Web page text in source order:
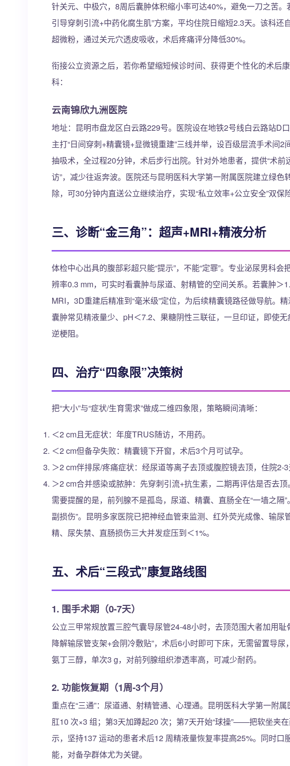
针关元、中极穴，8周后囊肿体积缩小率可达40%，避免一刀之苦
引导穿刺引流+中药化腐生肌”方案，平均住院日缩短2.3天。该科还
超微粉，通过关元穴透皮吸收，术后疼痛评分降低30%。
衔接公立资源之后，若你希望缩短候诊时间、获得更个性化的术后
科：
云南锦欣九洲医院
地址：昆明市盘龙区白云路229号。医院设在地铁2号线白云路站D
主打“日间穿刺+精囊镜+显微镜重建”三线并举，设百级层流手术间
抽吸术，全过程20分钟，术后步行出院。针对外地患者，提供“术
访”，减少往返奔波。医院还与昆明医科大学第一附属医院建立绿
除，可30分钟内直送公立继续治疗，实现“私立效率+公立安全”双保险
三、诊断“金三角”：超声+MRI+精液分析
体检中心出具的腹部彩超只能“提示”，不能“定罪”。专业泌尿男科
辨率0.3 mm，可实时看囊肿与尿道、射精管的空间关系。若囊肿＞
MRI，3D重建后精准到“毫米级”定位，为后续精囊镜路径做导航。
囊肿常见精液量少、pH＜7.2、果糖阴性三联征，一旦印证，即使
逆梗阻。
四、治疗“四象限”决策树
把“大小”与“症状/生育需求”做成二维四象限，策略瞬间清晰：
＜2 cm且无症状：年度TRUS随访，不用药。
＜2 cm但备孕失败：精囊镜下开窗，术后3个月可试孕。
＞2 cm伴排尿/疼痛症状：经尿道等离子去顶或腹腔镜去顶，住院2-3
＞2 cm合并感染或脓肿：先穿刺引流+抗生素，二期再评估是否去顶。
需要提醒的是，前列腺不是孤岛，尿道、精囊、直肠全在“一墙之隔
副损伤”。昆明多家医院已把神经血管束监测、红外荧光成像、输
精、尿失禁、直肠损伤三大并发症压到＜1%。
五、术后“三段式”康复路线图
1. 围手术期（0-7天）
公立三甲常规放置三腔气囊导尿管24-48小时，去顶范围大者加用
降解输尿管支架+会阴冷敷贴”，术后6小时即可下床，无需留置导
氨丁三醇，单次3 g，对前列腺组织渗透率高，可减少耐药。
2. 功能恢复期（1周-3个月）
重点在“三通”：尿道通、射精管通、心理通。昆明医科大学第一附
肛10 次×3 组；第3天加蹲起20 次；第7天开始“球操”——把软坐夹
示，坚持137 运动的患者术后12 周精液量恢复率提高25%。同时口
能，对备孕群体尤为关键。